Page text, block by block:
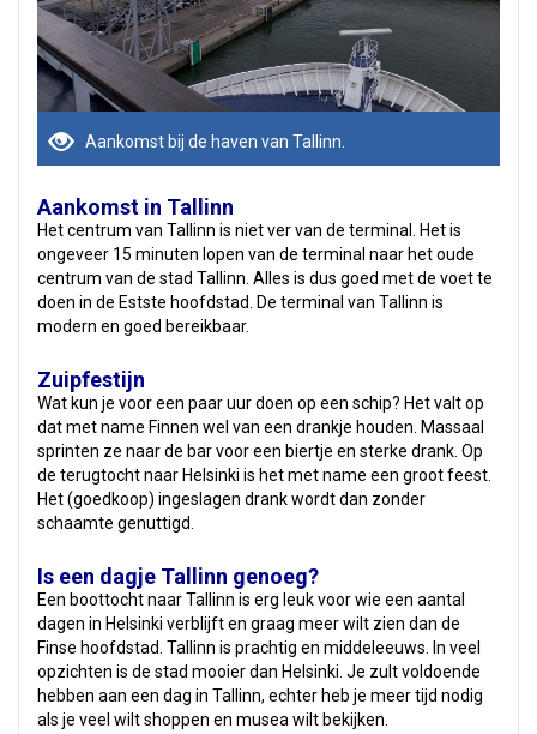
Aankomst bij de haven van Tallinn.
Aankomst in Tallinn
Het centrum van Tallinn is niet ver van de terminal. Het is
ongeveer 15 minuten lopen van de terminal naar het oude
centrum van de stad Tallinn. Alles is dus goed met de voet te
doen in de Estste hoofdstad. De terminal van Tallinn is
modern en goed bereikbaar.
Zuipfestijn
Wat kun je voor een paar uur doen op een schip? Het valt op
dat met name Finnen wel van een drankje houden. Massaal
sprinten ze naar de bar voor een biertje en sterke drank. Op
de terugtocht naar Helsinki is het met name een groot feest.
Het (goedkoop) ingeslagen drank wordt dan zonder
schaamte genuttigd.
Is een dagje Tallinn genoeg?
Een boottocht naar Tallinn is erg leuk voor wie een aantal
dagen in Helsinki verblijft en graag meer wilt zien dan de
Finse hoofdstad. Tallinn is prachtig en middeleeuws. In veel
opzichten is de stad mooier dan Helsinki. Je zult voldoende
hebben aan een dag in Tallinn, echter heb je meer tijd nodig
als je veel wilt shoppen en musea wilt bekijken.